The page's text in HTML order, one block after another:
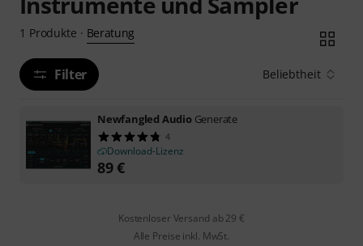
1 Produkte · Beratung
Filter Beliebtheit
Newfangled Audio Generate
4
Download-Lizenz
89€
Kostenloser Versand ab 29 €
Alle Preise inkl. MwSt.